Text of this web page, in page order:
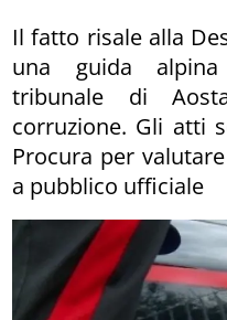
Il fatto risale alla
una guida
tribunale di
corruzione. Gli atti
Procura per
a pubblico ufficiale